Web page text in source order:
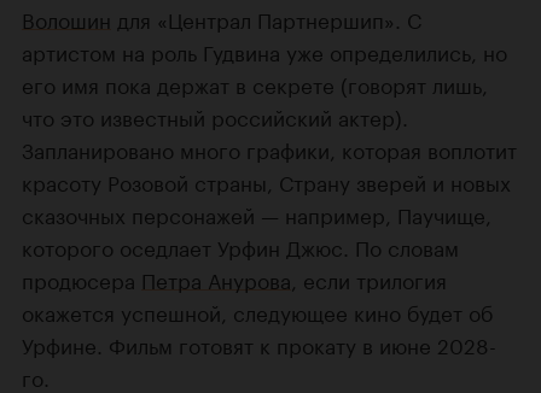
Волошин для «Централ Партнершип». С
артистом на роль Гудвина уже определились, но
его имя пока держат в секрете (говорят лишь,
что это известный российский актер).
Запланировано много графики, которая воплотит
красоту Розовой страны, Страну зверей и новых
сказочных персонажей — например, Паучище,
которого оседлает Урфин Джюс. По словам
продюсера Петра Анурова , если трилогия
окажется успешной, следующее кино будет об
Урфине. Фильм готовят к прокату в июне 2028-
го.